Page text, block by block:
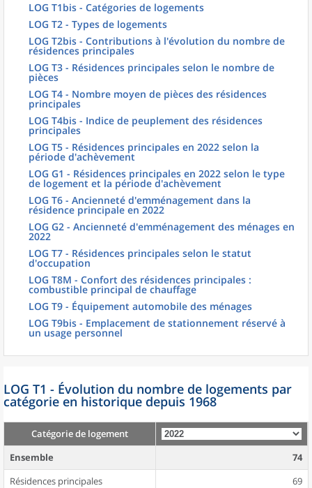
LOG T1bis - Catégories de logements
LOG T2 - Types de logements
LOG T2bis - Contributions à l'évolution du nombre de
résidences principales
LOG T3 - Résidences principales selon le nombre de
pièces
LOG T4 - Nombre moyen de pièces des résidences
principales
LOG T4bis - Indice de peuplement des résidences
principales
LOG T5 - Résidences principales en 2022 selon la
période d'achèvement
LOG G1 - Résidences principales en 2022 selon le type
de logement et la période d'achèvement
LOG T6 - Ancienneté d'emménagement dans la
résidence principale en 2022
LOG G2 - Ancienneté d'emménagement des ménages en
2022
LOG T7 - Résidences principales selon le statut
d'occupation
LOG T8M - Confort des résidences principales :
combustible principal de chauffage
LOG T9 - Équipement automobile des ménages
LOG T9bis - Emplacement de stationnement réservé à
un usage personnel
LOG T1 - Évolution du nombre de logements par
catégorie en historique depuis 1968
Catégorie de logement
Ensemble
74
Résidences principales
69